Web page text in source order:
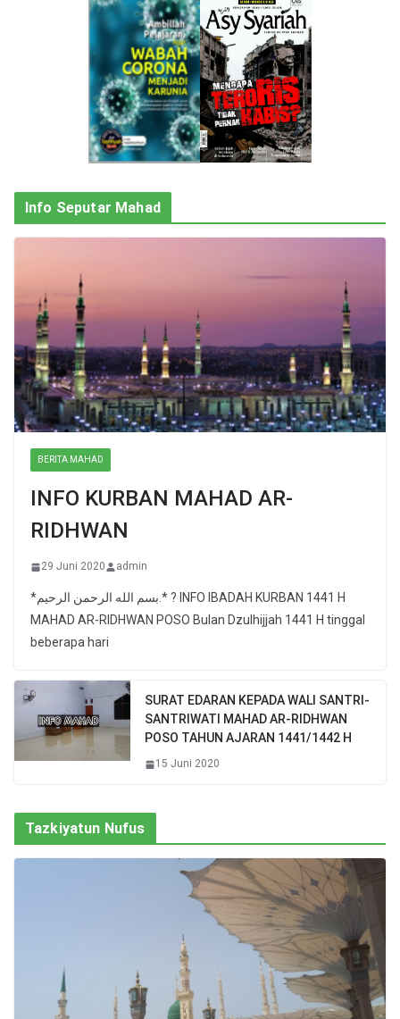
Info Seputar Mahad
BERITA MAHAD
INFO KURBAN MAHAD AR-
RIDHWAN
29 Juni 2020 admin
*بسم الله الرحمن الرحيم.* ? INFO IBADAH KURBAN 1441 H
MAHAD AR-RIDHWAN POSO Bulan Dzulhijjah 1441 H tinggal
beberapa hari
SURAT EDARAN KEPADA WALI SANTRI-
SANTRIWATI MAHAD AR-RIDHWAN
POSO TAHUN AJARAN 1441/1442 H
15 Juni 2020
Tazkiyatun Nufus